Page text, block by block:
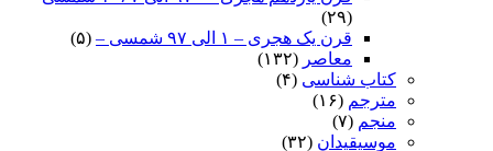
(۲۹)
قرن یک هجری – ۱ الی ۹۷ شمسی –
(۵)
معاصر (۱۳۲)
کتاب شناسی (۴)
مترجم (۱۶)
منجم (۷)
موسیقیدان (۳۲)